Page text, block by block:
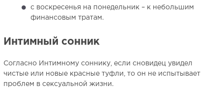
с воскресенья на понедельник – к небольшим
финансовым тратам.
Интимный сонник
Согласно Интимному соннику, если сновидец увидел
чистые или новые красные туфли, то он не испытывает
проблем в сексуальной жизни.